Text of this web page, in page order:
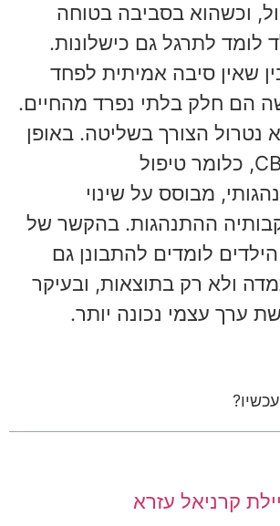
וכשהוא בסביבה בטוחה
לומד לתרגל גם כישלונות.
שאין סיבה אמיתית לפחד
הם חלק בלתי נפרד מהחיים.
נטרול הצורך בשליטה. באופן
כללי טיפול CBT, כלומר טיפול
מבוסס על שינוי
ההתנהגות. בהקשר של
הילדים לומדים להתבונן גם
ולא רק בתוצאות, ובעיקר
ערך עצמי נכונה יותר.